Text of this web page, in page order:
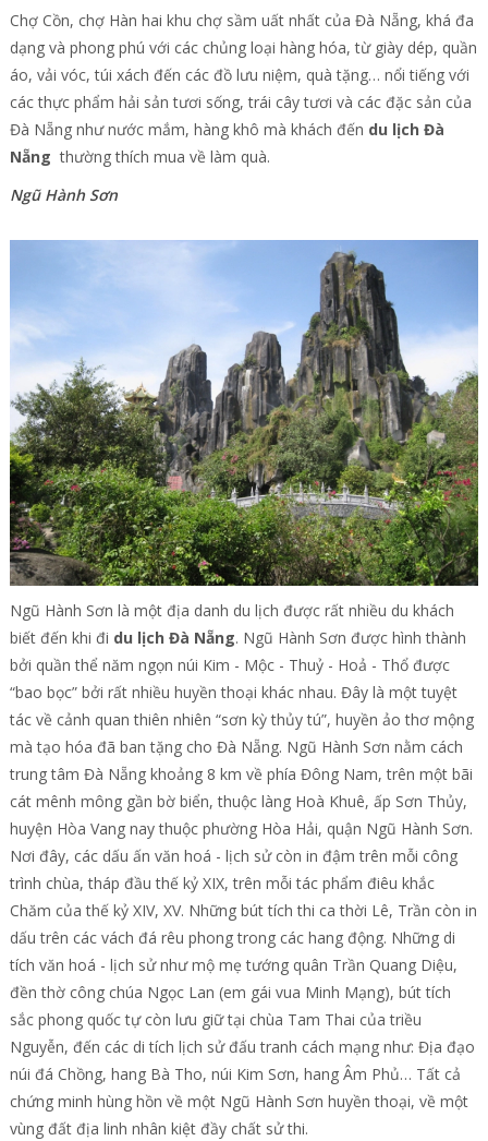
Chợ Cồn, chợ Hàn hai khu chợ sầm uất nhất của Đà Nẵng, khá đa
dạng và phong phú với các chủng loại hàng hóa, từ giày dép, quần
áo, vải vóc, túi xách đến các đồ lưu niệm, quà tặng… nổi tiếng với
các thực phẩm hải sản tươi sống, trái cây tươi và các đặc sản của
Đà Nẵng như nước mắm, hàng khô mà khách đến du lịch Đà
Nẵng thường thích mua về làm quà.
Ngũ Hành Sơn
Ngũ Hành Sơn là một địa danh du lịch được rất nhiều du khách
biết đến khi đi du lịch Đà Nẵng. Ngũ Hành Sơn được hình thành
bởi quần thể năm ngọn núi Kim - Mộc - Thuỷ - Hoả - Thổ được
“bao bọc” bởi rất nhiều huyền thoại khác nhau. Đây là một tuyệt
tác về cảnh quan thiên nhiên “sơn kỳ thủy tú”, huyền ảo thơ mộng
mà tạo hóa đã ban tặng cho Đà Nẵng. Ngũ Hành Sơn nằm cách
trung tâm Đà Nẵng khoảng 8 km về phía Đông Nam, trên một bãi
cát mênh mông gần bờ biển, thuộc làng Hoà Khuê, ấp Sơn Thủy,
huyện Hòa Vang nay thuộc phường Hòa Hải, quận Ngũ Hành Sơn.
Nơi đây, các dấu ấn văn hoá - lịch sử còn in đậm trên mỗi công
trình chùa, tháp đầu thế kỷ XIX, trên mỗi tác phẩm điêu khắc
Chăm của thế kỷ XIV, XV. Những bút tích thi ca thời Lê, Trần còn in
dấu trên các vách đá rêu phong trong các hang động. Những di
tích văn hoá - lịch sử như mộ mẹ tướng quân Trần Quang Diệu,
đền thờ công chúa Ngọc Lan (em gái vua Minh Mạng), bút tích
sắc phong quốc tự còn lưu giữ tại chùa Tam Thai của triều
Nguyễn, đến các di tích lịch sử đấu tranh cách mạng như: Địa đạo
núi đá Chồng, hang Bà Tho, núi Kim Sơn, hang Âm Phủ… Tất cả
chứng minh hùng hồn về một Ngũ Hành Sơn huyền thoại, về một
vùng đất địa linh nhân kiệt đầy chất sử thi.